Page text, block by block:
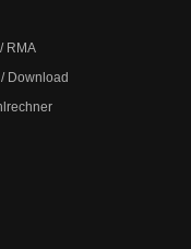
RMA
Download